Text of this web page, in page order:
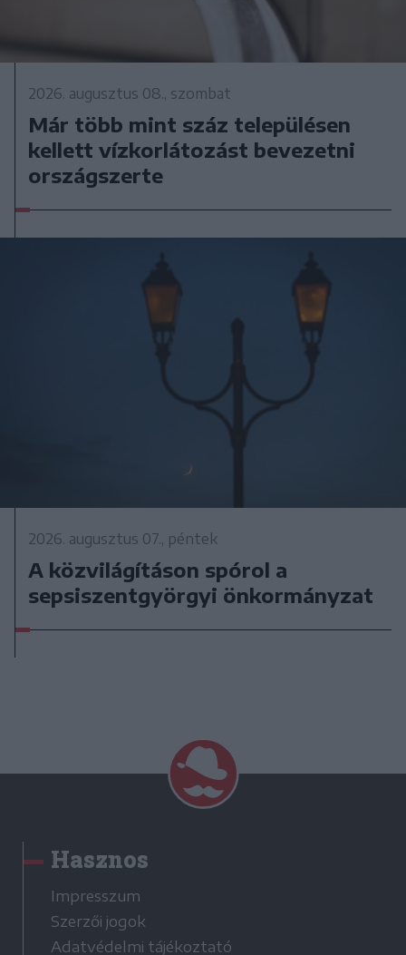
2026. augusztus 08., szombat
Már több mint száz településen
kellett vízkorlátozást bevezetni
országszerte
2026. augusztus 07., péntek
A közvilágításon spórol a
sepsiszentgyörgyi önkormányzat
Hasznos
Impresszum
Szerzői jogok
Adatvédelmi tájékoztató